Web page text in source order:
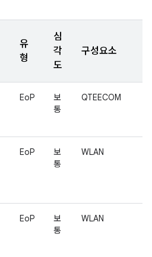
유
형
심
각
도
구성요소
EoP
보
통
QTEECOM
EoP
보
통
WLAN
EoP
보
통
WLAN